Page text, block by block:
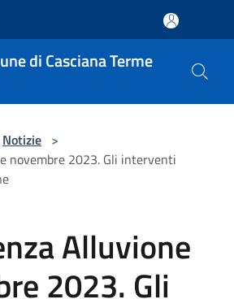
di Casciana Terme
Notizie >
novembre 2023. Gli interventi
Alluvione
2023. Gli